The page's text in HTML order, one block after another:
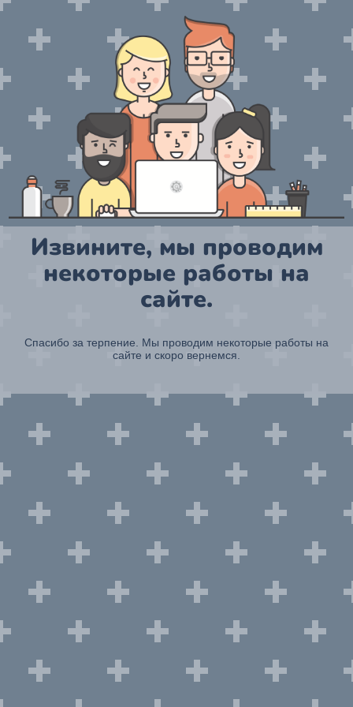
Извините, мы проводим
некоторые работы на
сайте.
Спасибо за терпение. Мы проводим некоторые работы на
сайте и скоро вернемся.